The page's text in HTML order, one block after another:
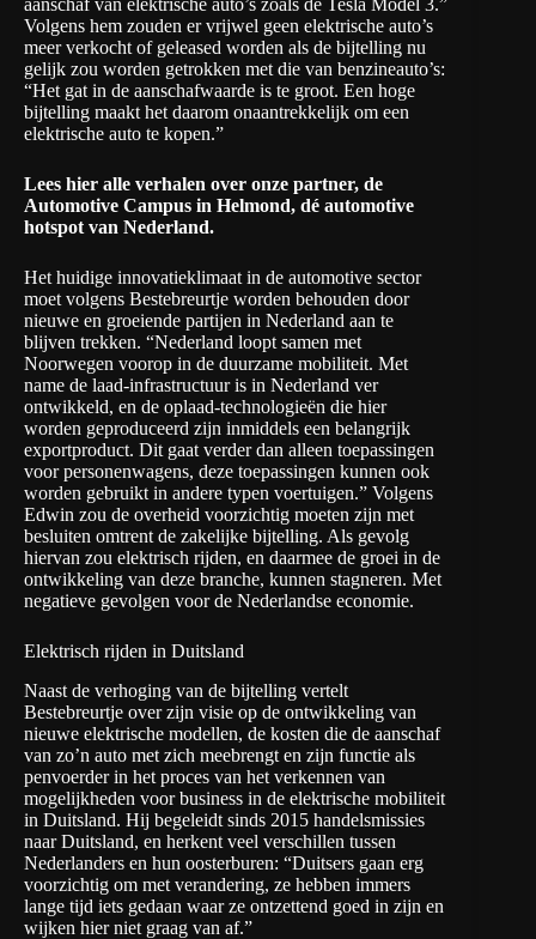
aanschaf van elektrische auto’s zoals de Tesla Model 3.”
Volgens hem zouden er vrijwel geen elektrische auto’s
meer verkocht of geleased worden als de bijtelling nu
gelijk zou worden getrokken met die van benzineauto’s:
“Het gat in de aanschafwaarde is te groot. Een hoge
bijtelling maakt het daarom onaantrekkelijk om een
elektrische auto te kopen.”
Lees hier alle verhalen over onze partner, de
Automotive Campus in Helmond, dé automotive
hotspot van Nederland.
Het huidige innovatieklimaat in de automotive sector
moet volgens Bestebreurtje worden behouden door
nieuwe en groeiende partijen in Nederland aan te
blijven trekken. “Nederland loopt samen met
Noorwegen voorop in de duurzame mobiliteit. Met
name de laad-infrastructuur is in Nederland ver
ontwikkeld, en de oplaad-technologieën die hier
worden geproduceerd zijn inmiddels een belangrijk
exportproduct. Dit gaat verder dan alleen toepassingen
voor personenwagens, deze toepassingen kunnen ook
worden gebruikt in andere typen voertuigen.” Volgens
Edwin zou de overheid voorzichtig moeten zijn met
besluiten omtrent de zakelijke bijtelling. Als gevolg
hiervan zou elektrisch rijden, en daarmee de groei in de
ontwikkeling van deze branche, kunnen stagneren. Met
negatieve gevolgen voor de Nederlandse economie.
Elektrisch rijden in Duitsland
Naast de verhoging van de bijtelling vertelt
Bestebreurtje over zijn visie op de ontwikkeling van
nieuwe elektrische modellen, de kosten die de aanschaf
van zo’n auto met zich meebrengt en zijn functie als
penvoerder in het proces van het verkennen van
mogelijkheden voor business in de elektrische mobiliteit
in Duitsland. Hij begeleidt sinds 2015 handelsmissies
naar Duitsland, en herkent veel verschillen tussen
Nederlanders en hun oosterburen: “Duitsers gaan erg
voorzichtig om met verandering, ze hebben immers
lange tijd iets gedaan waar ze ontzettend goed in zijn en
wijken hier niet graag van af.”